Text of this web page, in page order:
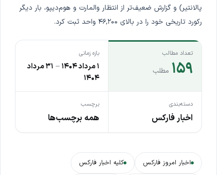
پالانتیر) و گزارش ضعیف‌تر از انتظار والمارت و هوم‌دیپو، بار دیگر
رکورد تاریخی خود را در بالای ۴۶,۲۰۰ واحد ثبت کرد.
تعداد مطالب
۱۵۹ مطلب
بازه زمانی
۱ مرداد ۱۴۰۴ –
۳۱ مرداد
۱۴۰۴
دسته‌بندی
اخبار فارکس
برچسب
همه برچسب‌ها
اخبار امروز فارکس کلیه اخبار فارکس